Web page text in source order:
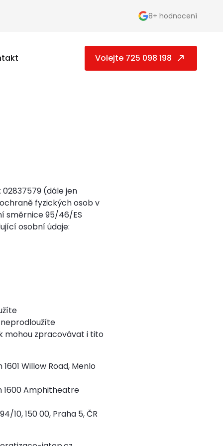
8+ hodnocení
Volejte 725 098 198
02837579 (dále jen
fyzických osob v
směrnice 95/46/ES
osobní údaje:
mohou zpracovávat i tito
Willow Road, Menlo
1600 Amphitheatre
10, 150 00, Praha 5, ČR